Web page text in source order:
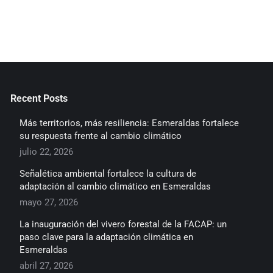
Recent Posts
Más territorios, más resiliencia: Esmeraldas fortalece
su respuesta frente al cambio climático
julio 22, 2026
Señalética ambiental fortalece la cultura de
adaptación al cambio climático en Esmeraldas
mayo 27, 2026
La inauguración del vivero forestal de la FACAP: un
paso clave para la adaptación climática en
Esmeraldas
abril 27, 2026